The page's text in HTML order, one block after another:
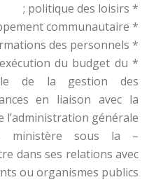
* politique des loisirs ;
* politique de développement communautaire ;
* politique de formations des personnels ;
du budget du
de la gestion des
en liaison avec la
l’administration générale ;
ministère sous la
dans ses relations avec
ou organismes publics;